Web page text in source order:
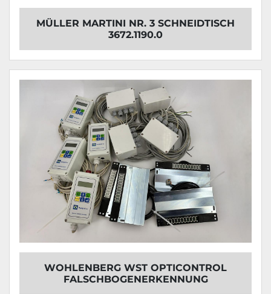
MÜLLER MARTINI NR. 3 SCHNEIDTISCH
3672.1190.0
WOHLENBERG WST OPTICONTROL
FALSCHBOGENERKENNUNG